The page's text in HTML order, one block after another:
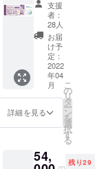
しま
す。 地
元の素
材をふ
んだん
に使っ
た夕
食、朝
食付
き。お
飲み物
放題で
◆グラ
ンド
オープ
ン後
に、大
人１
名、子
供１名
（小学
生以
「リ
ゾート
シブ付
【ドー
ムホテ
ル型グ
ランピ
ングリ
ゾート
１泊２
日宿泊
券（ペ
ア）
オリジ
ナルモ
支援
者：
28人
お届
け予
定：
2022
年04
月
詳細を見る
こ
の
リ
タ
ー
ン
を
選
択
す
る
54, 残り29